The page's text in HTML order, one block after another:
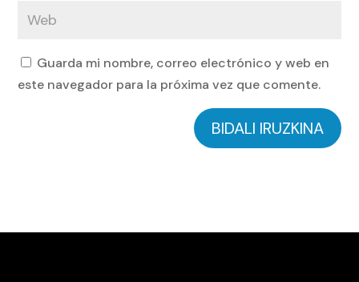
Guarda mi nombre, correo electrónico y web en
este navegador para la próxima vez que comente.
BIDALI IRUZKINA